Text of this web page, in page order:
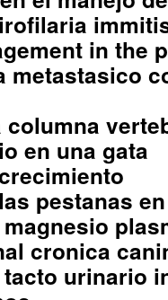
in the
metastasico
columna
en una gata
pestanas
cronica
urinario